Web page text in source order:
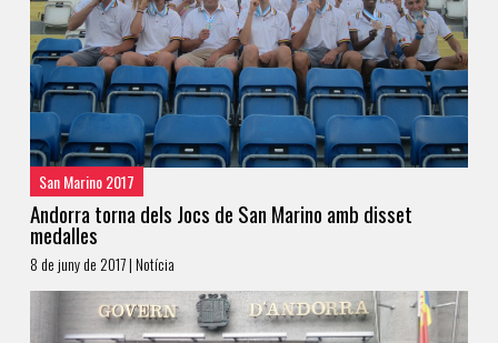
San Marino 2017
Andorra torna dels Jocs de San Marino amb disset
medalles
8 de juny de 2017 | Notícia